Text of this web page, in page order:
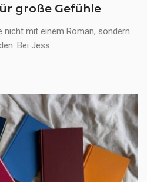
große Gefühle
nicht mit einem Roman, sondern
Bei Jess ...